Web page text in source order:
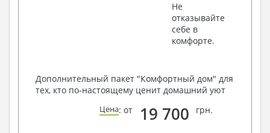
Не
отказывайте
себе в
комфорте.
Дополнительный пакет "Комфортный дом" для
тех, кто по-настоящему ценит домашний уют
Цена: от 19 700 грн.